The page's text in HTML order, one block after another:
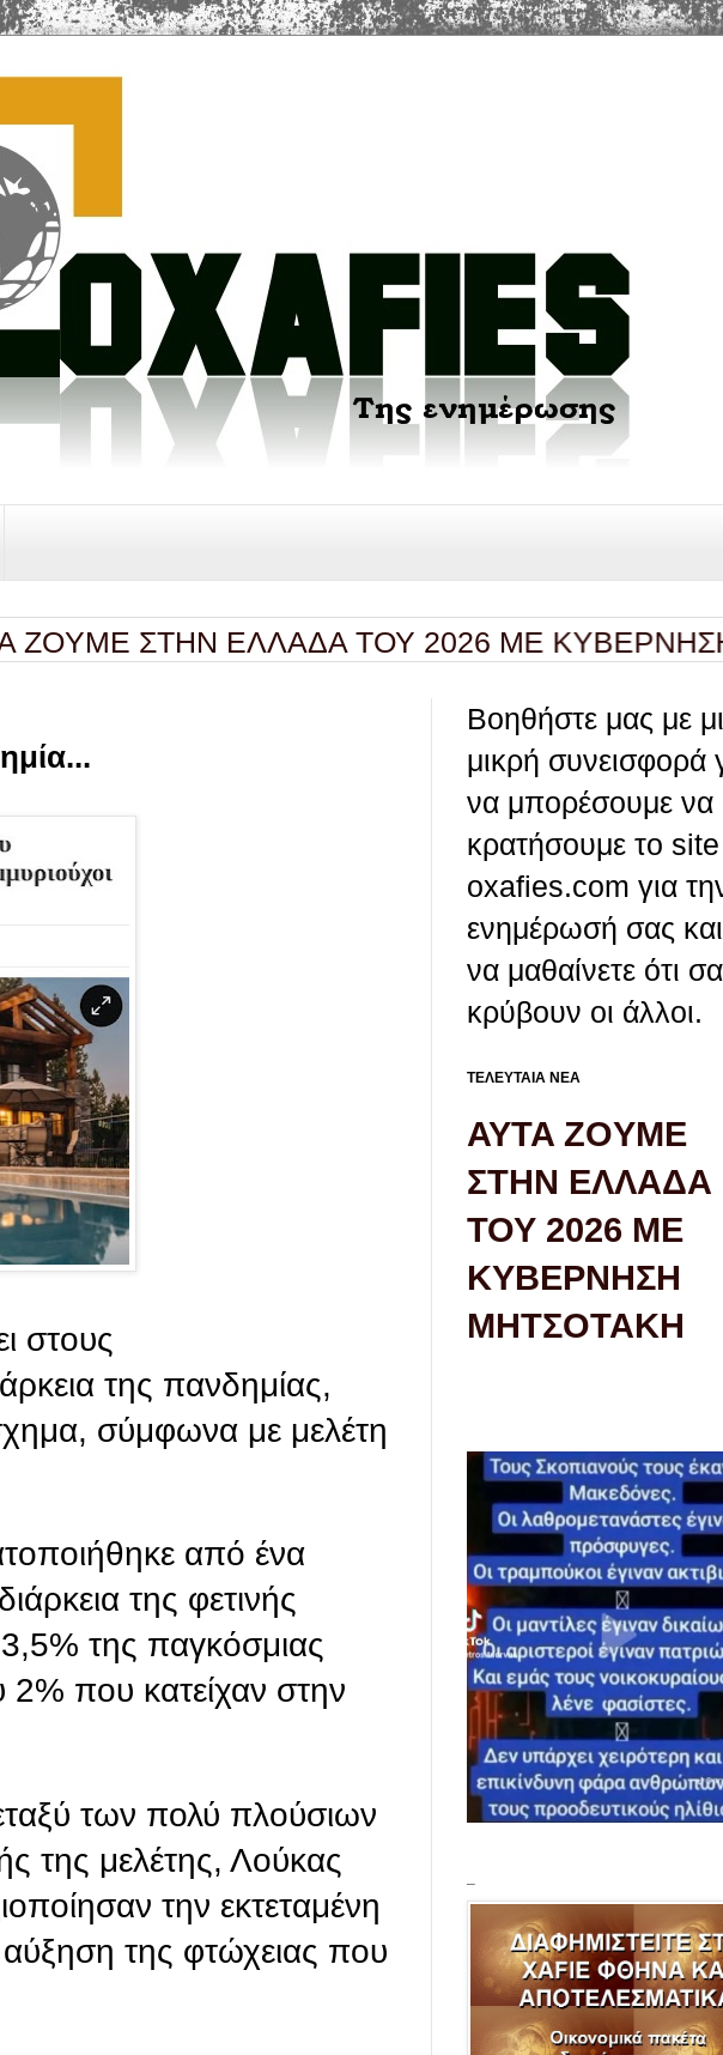
ΣΤΗΝ ΕΛΛΑΔΑ ΤΟΥ 2026 ΜΕ ΚΥΒΕΡΝΗΣΗ
στους
της πανδημίας,
σύμφωνα με μελέτη
από ένα
της φετινής
3,5% της παγκόσμιας
2% που κατείχαν στην
των πολύ πλούσιων
της μελέτης, Λούκας
την εκτεταμένη
της φτώχειας που
Βοηθήστε μας με
μικρή συνεισφορά
να μπορέσουμε να
κρατήσουμε το site
oxafies.com για
ενημέρωσή σας
να μαθαίνετε ότι
κρύβουν οι άλλοι.
ΤΕΛΕΥΤΑΙΑ ΝΕΑ
AYTA ZOYME
ΣΤΗΝ ΕΛΛΑΔΑ
ΤΟΥ 2026 ΜΕ
ΚΥΒΕΡΝΗΣΗ
ΜΗΤΣΟΤΑΚΗ